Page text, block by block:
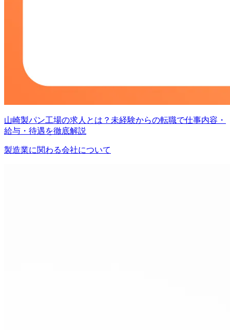
山崎製パン工場の求人とは？未経験からの転職で仕事内容・
給与・待遇を徹底解説
製造業に関わる会社について